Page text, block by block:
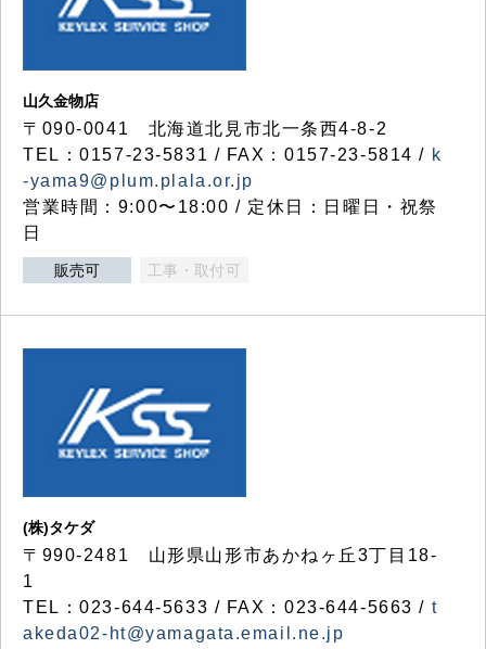
山久金物店
〒090-0041 北海道北見市北一条西4-8-2
TEL：0157-23-5831 / FAX：0157-23-5814 / k
-yama9@plum.plala.or.jp
営業時間：9:00〜18:00 / 定休日：日曜日・祝祭
日
販売可 工事・取付可
(株)タケダ
〒990-2481 山形県山形市あかねヶ丘3丁目18-
1
TEL：023-644-5633 / FAX：023-644-5663 / t
akeda02-ht@yamagata.email.ne.jp